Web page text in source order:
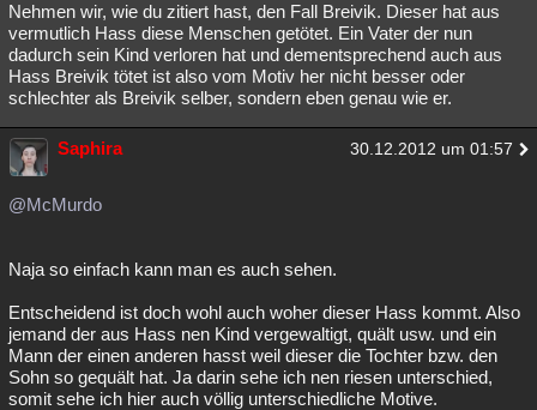
Nehmen wir, wie du zitiert hast, den Fall Breivik. Dieser hat aus
vermutlich Hass diese Menschen getötet. Ein Vater der nun
dadurch sein Kind verloren hat und dementsprechend auch aus
Hass Breivik tötet ist also vom Motiv her nicht besser oder
schlechter als Breivik selber, sondern eben genau wie er.
Saphira 30.12.2012 um 01:57
@McMurdo
Naja so einfach kann man es auch sehen.
Entscheidend ist doch wohl auch woher dieser Hass kommt. Also
jemand der aus Hass nen Kind vergewaltigt, quält usw. und ein
Mann der einen anderen hasst weil dieser die Tochter bzw. den
Sohn so gequält hat. Ja darin sehe ich nen riesen unterschied,
somit sehe ich hier auch völlig unterschiedliche Motive.